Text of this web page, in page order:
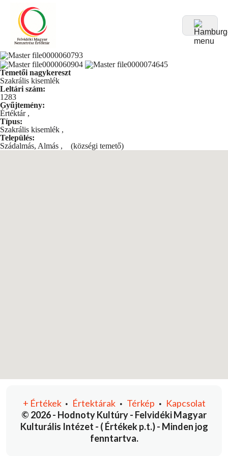
Temetői nagykereszt
Szakrális kisemlék
Leltári szám:
1283
Gyűjtemény:
Értéktár ,
Típus:
Szakrális kisemlék ,
Település:
Szádalmás, Almás , (községi temető)
© 2026 - Hodnoty Kultúry - Felvidéki Magyar
Kulturális Intézet - ( Értékek p.t.) - Minden jog
fenntartva.
+ Értékek • Értektárak• Térkép • Kapcsolat